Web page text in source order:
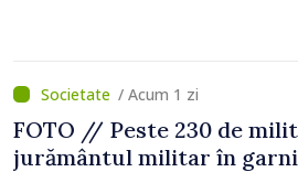
/ Acum 1 zi
FOTO // Peste 230 de
jurământul militar în